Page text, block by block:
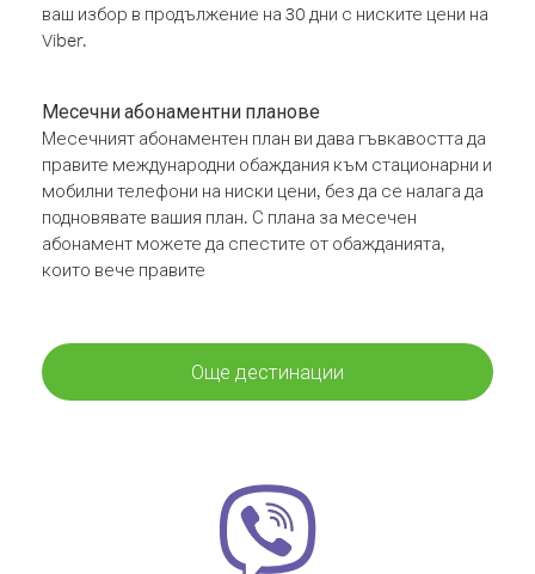
ваш избор в продължение на 30 дни с ниските цени на
Viber.
Месечни абонаментни планове
Месечният абонаментен план ви дава гъвкавостта да
правите международни обаждания към стационарни и
мобилни телефони на ниски цени, без да се налага да
подновявате вашия план. С плана за месечен
абонамент можете да спестите от обажданията,
които вече правите
Още дестинации